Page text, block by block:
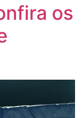
os